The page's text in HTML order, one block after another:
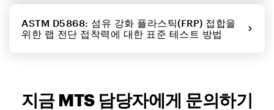
ASTM D5868: 섬유 강화 플라스틱(FRP) 접합을
위한 랩 전단 접착력에 대한 표준 테스트 방법
지금 MTS 담당자에게 문의하기